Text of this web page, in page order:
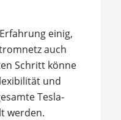
einig,
auch
Schritt könne
und
Tesla-
werden.